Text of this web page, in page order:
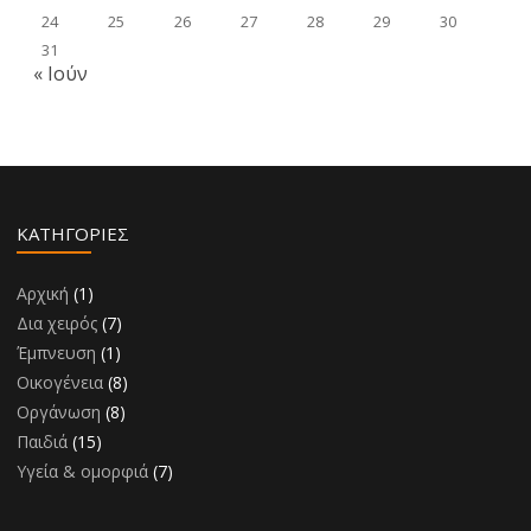
24
25 26 27 28 29
30
31
« Ιούν
KΑΤΗΓΟΡΊΕΣ
Αρχική (1)
Δια χειρός (7)
Έμπνευση (1)
Οικογένεια (8)
Οργάνωση (8)
Παιδιά (15)
Υγεία & ομορφιά (7)